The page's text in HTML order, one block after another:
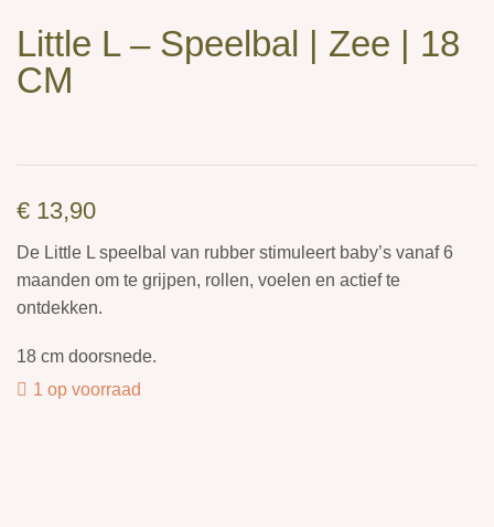
Little L – Speelbal | Zee | 18
CM
€ 13,90
De Little L speelbal van rubber stimuleert baby’s vanaf 6
maanden om te grijpen, rollen, voelen en actief te
ontdekken.
18 cm doorsnede.
1 op voorraad